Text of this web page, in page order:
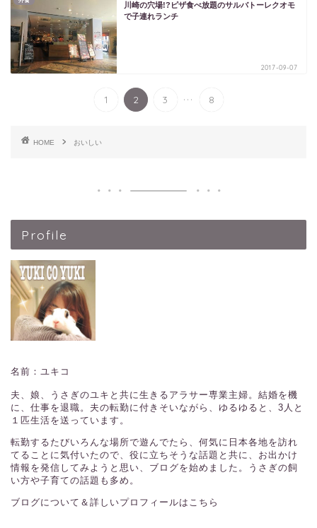
川崎の穴場!?ピザ食べ放題のサルバトーレクオモ
で子連れランチ
2017-09-07
1 2 3 ... 8
HOME おいしい
Profile
名前：ユキコ
夫、娘、うさぎのユキと共に生きるアラサー専業主婦。結婚を機
に、仕事を退職。夫の転勤に付きそいながら、ゆるゆると、3人と
１匹生活を送っています。
転勤するたびいろんな場所で遊んでたら、何気に日本各地を訪れ
てることに気付いたので、役に立ちそうな話題と共に、お出かけ
情報を発信してみようと思い、ブログを始めました。うさぎの飼
い方や子育ての話題も多め。
ブログについて＆詳しいプロフィールはこちら